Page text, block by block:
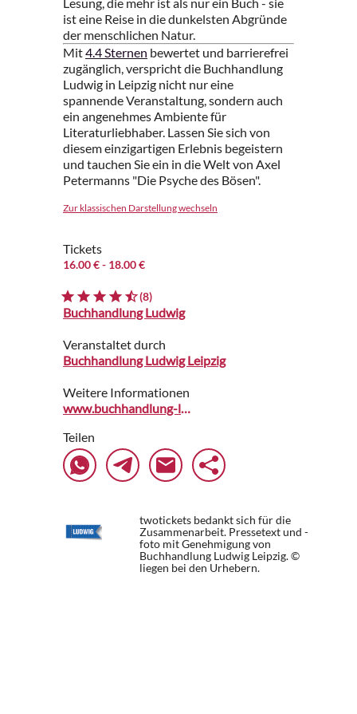
ist eine Reise in die dunkelsten Abgründe
der menschlichen Natur.
Mit4.4 Sternen bewertet und barrierefrei
zugänglich, verspricht die Buchhandlung
Ludwig in Leipzig nicht nur eine
spannende Veranstaltung, sondern auch
ein angenehmes Ambiente für
Literaturliebhaber. Lassen Sie sich von
diesem einzigartigen Erlebnis begeistern
und tauchen Sie ein in die Welt von Axel
Petermanns "Die Psyche des Bösen".
Zur klassischen Darstellung wechseln
Tickets
16.00 €- 18.00 €
(8)
Buchhandlung Ludwig
Veranstaltet durch
Buchhandlung Ludwig Leipzig
Weitere Informationen
www.buchhandlung-ludwig.de
Teilen
twotickets bedankt sich für die
Zusammenarbeit. Pressetext und -
foto mit Genehmigung von
Buchhandlung Ludwig Leipzig. ©
liegen bei den Urhebern.